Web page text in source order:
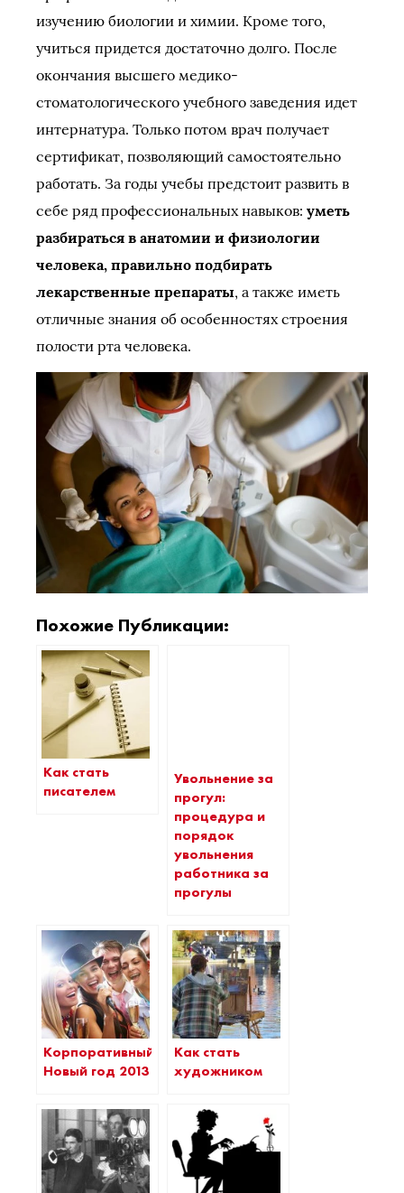
изучению биологии и химии. Кроме того,
учиться придется достаточно долго. После
окончания высшего медико-
стоматологического учебного заведения идет
интернатура. Только потом врач получает
сертификат, позволяющий самостоятельно
работать. За годы учебы предстоит развить в
себе ряд профессиональных навыков: уметь
разбираться в анатомии и физиологии
человека, правильно подбирать
лекарственные препараты, а также иметь
отличные знания об особенностях строения
полости рта человека.
Похожие Публикации:
Как стать
писателем
Увольнение за
прогул:
процедура и
порядок
увольнения
работника за
прогулы
Корпоративный
Новый год 2013
Как стать
художником